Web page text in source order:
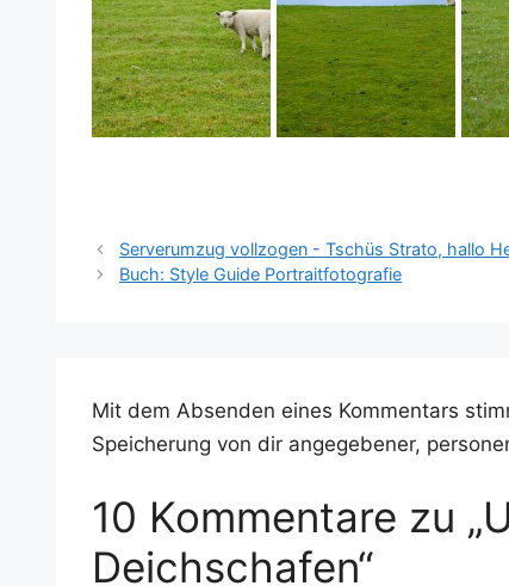
Serverumzug vollzogen - Tschüs Strato, hallo
Buch: Style Guide Portraitfotografie
Mit dem Absenden eines Kommentars
Speicherung von dir angegebener,
10 Kommentare zu
Deichschafen“